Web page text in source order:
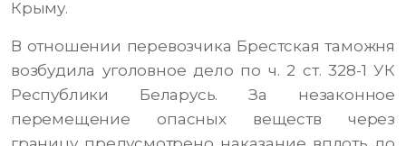
Крыму.
В отношении перевозчика Брестская таможня
возбудила уголовное дело по ч. 2 ст. 328-1 УК
Республики Беларусь. За незаконное
перемещение опасных веществ через